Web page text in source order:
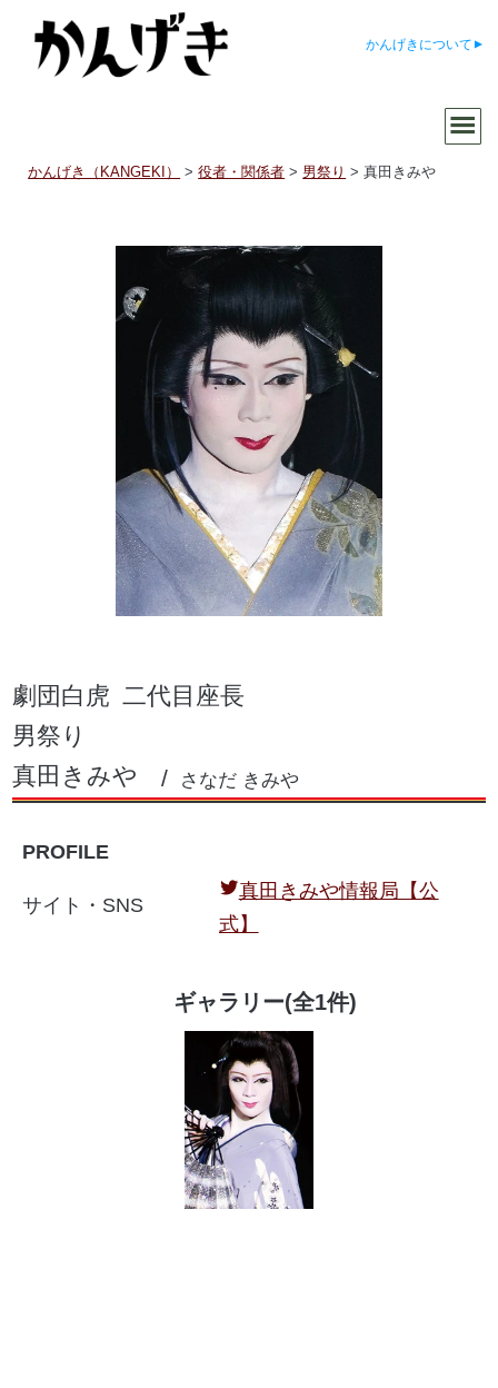
かんげきについて
かんげき（KANGEKI） >役者・関係者 > 男祭り >真田きみや
劇団白虎 二代目座長
男祭り
真田きみや
さなだ きみや
PROFILE
サイト・SNS
真田きみや情報局【公
式】
ギャラリー(全1件)